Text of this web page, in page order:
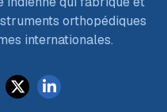
orthopédiques
internationales.